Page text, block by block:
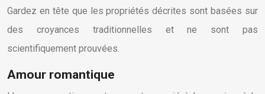
Gardez en tête que les propriétés décrites sont basées sur
des croyances traditionnelles et ne sont pas
scientifiquement prouvées.
Amour romantique